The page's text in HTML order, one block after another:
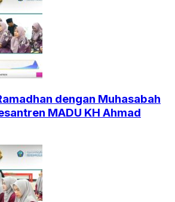
dengan Muhasabah
MADU KH Ahmad